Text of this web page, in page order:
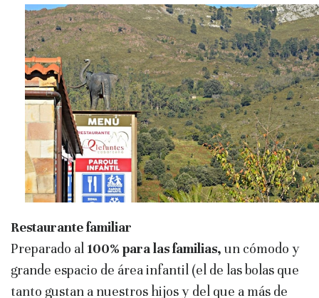
Restaurante familiar
Preparado al 100% para las familias, un cómodo y
grande espacio de área infantil (el de las bolas que
tanto gustan a nuestros hijos y del que a más de